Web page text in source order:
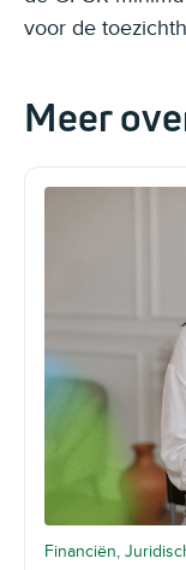
voor de
Meer
Financiën,